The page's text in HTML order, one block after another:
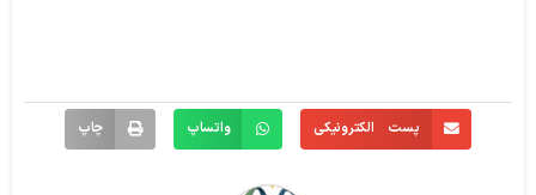
پست الکترونیکی واتساپ چاپ